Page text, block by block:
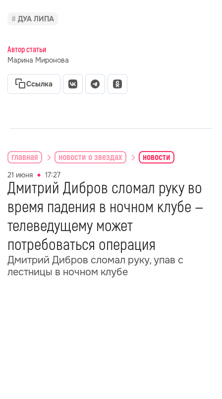
ДУА ЛИПА
Автор статьи
Марина Миронова
Ссылка
главная новости о звездах новости
21 июня 17:27
Дмитрий Дибров сломал руку во
время падения в ночном клубе —
телеведущему может
потребоваться операция
Дмитрий Дибров сломал руку, упав с
лестницы в ночном клубе